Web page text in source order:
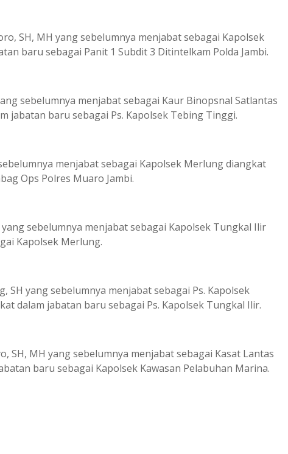
SH, MH yang sebelumnya menjabat sebagai Kapolsek
baru sebagai Panit 1 Subdit 3 Ditintelkam Polda Jambi.
sebelumnya menjabat sebagai Kaur Binopsnal Satlantas
jabatan baru sebagai Ps. Kapolsek Tebing Tinggi.
menjabat sebagai Kapolsek Merlung diangkat
Ops Polres Muaro Jambi.
sebelumnya menjabat sebagai Kapolsek Tungkal Ilir
Kapolsek Merlung.
SH yang sebelumnya menjabat sebagai Ps. Kapolsek
dalam jabatan baru sebagai Ps. Kapolsek Tungkal Ilir.
SH, MH yang sebelumnya menjabat sebagai Kasat Lantas
baru sebagai Kapolsek Kawasan Pelabuhan Marina.